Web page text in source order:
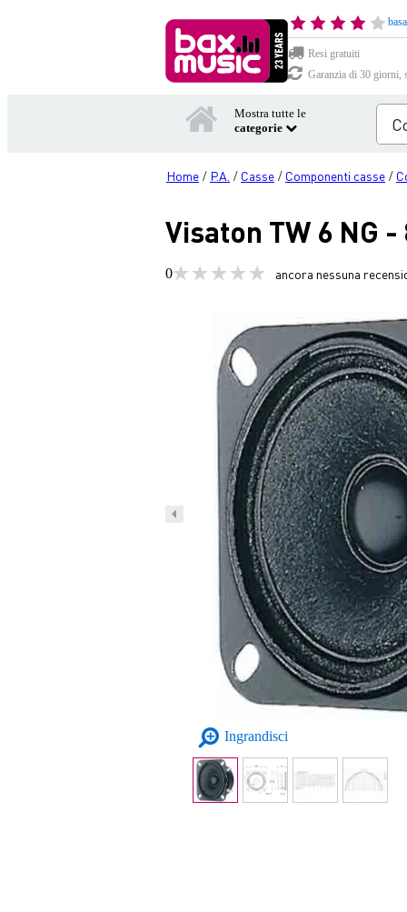
Resi gratuiti
Garanzia di 30 giorni,
Mostra tutte le
categorie
Home / P.A. / Casse / Componenti casse /
Visaton TW 6 NG
0 ancora nessuna
Ingrandisci